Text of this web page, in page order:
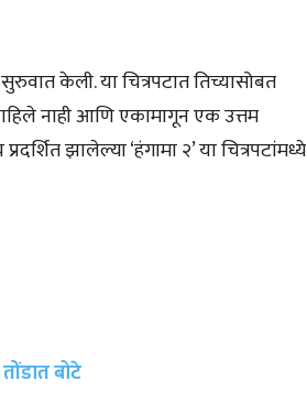
केली. या चित्रपटात तिच्यासोबत
नाही आणि एकामागून एक उत्तम
झालेल्या ‘हंगामा २’ या चित्रपटांमध्ये
बोटे